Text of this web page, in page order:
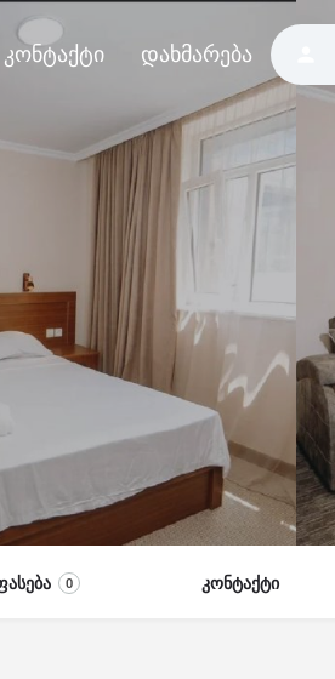
კონტაქტი დახმარება
0 კონტაქტი